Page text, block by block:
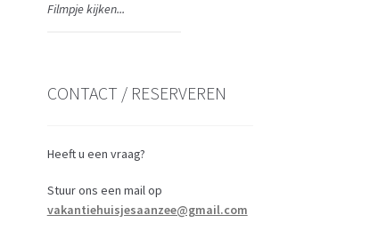
Filmpje kijken...
CONTACT / RESERVEREN
Heeft u een vraag?
Stuur ons een mail op
vakantiehuisjesaanzee@gmail.com